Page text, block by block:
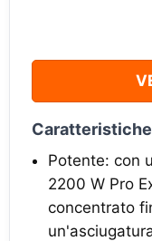
Caratteristiche
Potente: con
2200 W Pro
concentrato